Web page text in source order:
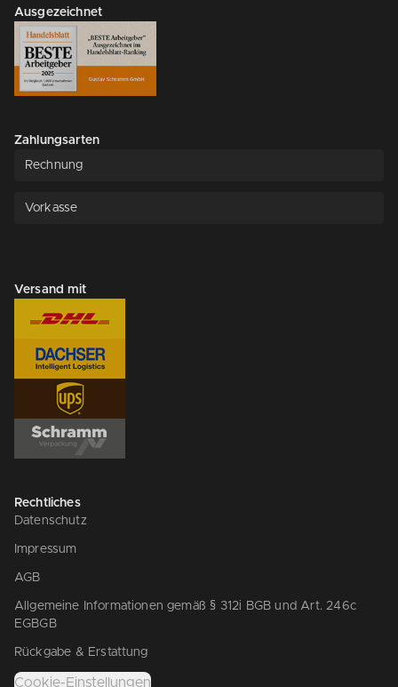
Ausgezeichnet
Zahlungsarten
Rechnung
Vorkasse
Versand mit
Rechtliches
Datenschutz
Impressum
AGB
Allgemeine Informationen gemäß § 312i BGB und Art. 246c
EGBGB
Rückgabe & Erstattung
Cookie-Einstellungen